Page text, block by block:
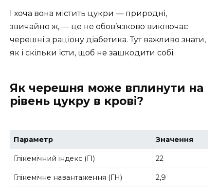
І хоча вона містить цукри — природні,
звичайно ж, — це не обов’язково виключає
черешні з раціону діабетика. Тут важливо знати,
як і скільки їсти, щоб не зашкодити собі.
Як черешня може вплинути на
рівень цукру в крові?
Параметр Значення
Глікемічний індекс (ГІ) 22
Глікемічне навантаження (ГН) 2,9